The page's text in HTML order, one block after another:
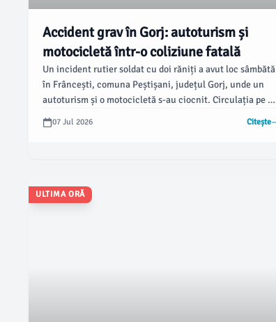
Accident grav în Gorj: autoturism și
motocicletă într-o coliziune fatală
Un incident rutier soldat cu doi răniți a avut loc sâmbătă
în Frâncești, comuna Peștișani, județul Gorj, unde un
autoturism și o motocicletă s-au ciocnit. Circulația pe DN
67D a fost întreruptă complet, potrivit informațiilor
furnizate de Centrul INFOTRAFIC din cadrul
07 Jul 2026 Citește
ULTIMA ORĂ